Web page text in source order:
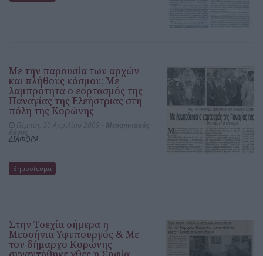
Με την παρουσία των αρχών
και πλήθους κόσμου: Με
λαμπρότητα ο εορτασμός της
Παναγίας της Ελεήστριας στη
πόλη της Κορώνης
ΔΙΑΦΟΡΑ
δημοσίευμα
Στην Τσεχία σήμερα η
Μεσσήνια Υφυπουργός & Με
τον δήμαρχο Κορώνης